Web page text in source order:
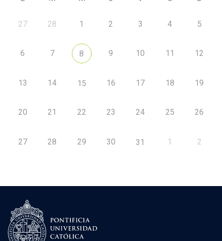
27 28 1 2 3 4 5
6 7 8 9 10 11 12
13 14 15 16 17 18 19
20 21 22 23 24 25 26
27 28 29 30 31 1 2